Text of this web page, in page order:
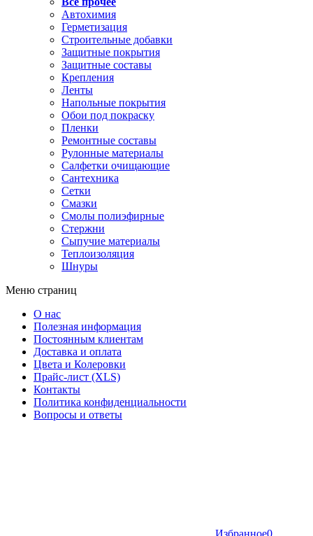
Автохимия
Герметизация
Строительные добавки
Защитные покрытия
Защитные составы
Крепления
Ленты
Напольные покрытия
Обои под покраску
Пленки
Ремонтные составы
Рулонные материалы
Салфетки очищающие
Сантехника
Сетки
Смазки
Смолы полиэфирные
Стержни
Сыпучие материалы
Теплоизоляция
Шнуры
Меню страниц
О нас
Полезная информация
Постоянным клиентам
Доставка и оплата
Цвета и Колеровки
Прайс-лист (XLS)
Контакты
Политика конфиденциальности
Вопросы и ответы
Избранное0